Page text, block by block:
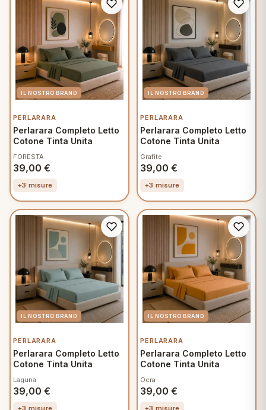
PERLARARA
Perlarara Completo Letto
Cotone Tinta Unita
FORESTA
39,00 €
+3 misure
PERLARARA
Perlarara Completo Letto
Cotone Tinta Unita
Grafite
39,00 €
+3 misure
PERLARARA
Perlarara Completo Letto
Cotone Tinta Unita
Laguna
39,00 €
+3 misure
PERLARARA
Perlarara Completo Letto
Cotone Tinta Unita
Ocra
39,00 €
+3 misure